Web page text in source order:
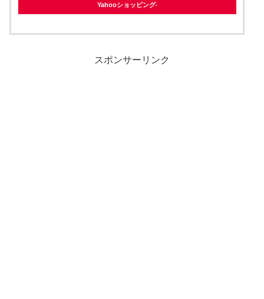
Yahooショッピング
スポンサーリンク